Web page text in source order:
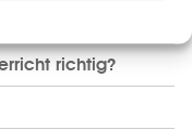
richtig?